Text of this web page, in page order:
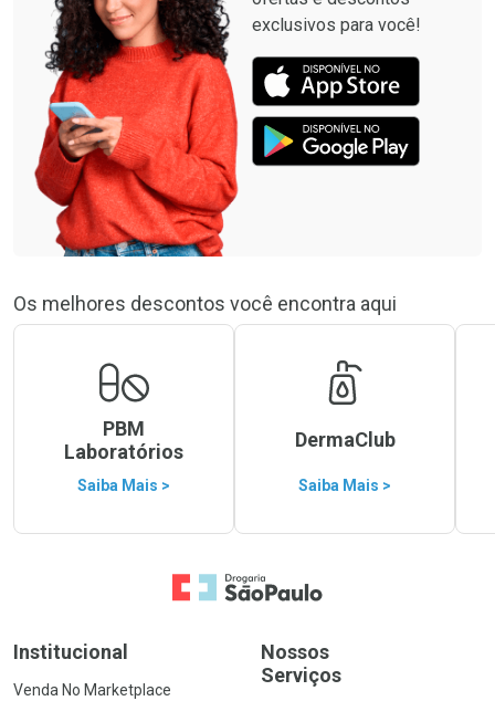
exclusivos para você!
Os melhores descontos você encontra aqui
PBM
Laboratórios
Saiba Mais >
DermaClub
Saiba Mais >
Ir para a Home
Institucional
Venda No Marketplace
Nossos
Serviços